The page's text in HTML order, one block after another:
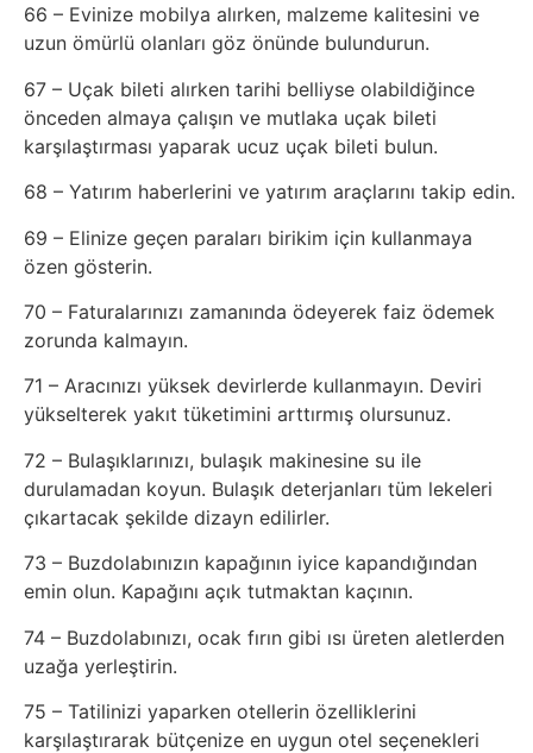
66 – Evinize mobilya alırken, malzeme kalitesini ve
uzun ömürlü olanları göz önünde bulundurun.
67 – Uçak bileti alırken tarihi belliyse olabildiğince
önceden almaya çalışın ve mutlaka uçak bileti
karşılaştırması yaparak ucuz uçak bileti bulun.
68 – Yatırım haberlerini ve yatırım araçlarını takip edin.
69 – Elinize geçen paraları birikim için kullanmaya
özen gösterin.
70 – Faturalarınızı zamanında ödeyerek faiz ödemek
zorunda kalmayın.
71 – Aracınızı yüksek devirlerde kullanmayın. Deviri
yükselterek yakıt tüketimini arttırmış olursunuz.
72 – Bulaşıklarınızı, bulaşık makinesine su ile
durulamadan koyun. Bulaşık deterjanları tüm lekeleri
çıkartacak şekilde dizayn edilirler.
73 – Buzdolabınızın kapağının iyice kapandığından
emin olun. Kapağını açık tutmaktan kaçının.
74 – Buzdolabınızı, ocak fırın gibi ısı üreten aletlerden
uzağa yerleştirin.
75 – Tatilinizi yaparken otellerin özelliklerini
karşılaştırarak bütçenize en uygun otel seçenekleri